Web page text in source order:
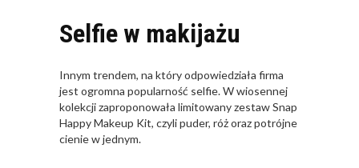
Selfie w makijażu
Innym trendem, na który odpowiedziała firma
jest ogromna popularność selfie. W wiosennej
kolekcji zaproponowała limitowany zestaw Snap
Happy Makeup Kit, czyli puder, róż oraz potrójne
cienie w jednym.